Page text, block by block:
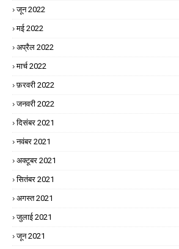
जून 2022
मई 2022
अप्रैल 2022
मार्च 2022
फ़रवरी 2022
जनवरी 2022
दिसंबर 2021
नवंबर 2021
अक्टूबर 2021
सितंबर 2021
अगस्त 2021
जुलाई 2021
जून 2021